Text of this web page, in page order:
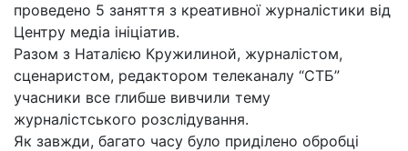
проведено 5 заняття з креативної журналістики від
Центру медіа ініціатив.
Разом з Наталією Кружилиной, журналістом,
сценаристом, редактором телеканалу “СТБ”
учасники все глибше вивчили тему
журналістського розслідування.
Як завжди, багато часу було приділено обробці